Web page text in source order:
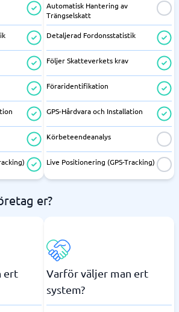
Automatisk Hantering av
Trängselskatt
Detaljerad Fordonsstatistik
Följer Skatteverkets krav
Föraridentifikation
GPS-Hårdvara och Installation
Körbeteendeanalys
Live Positionering (GPS-Tracking)
er?
ert
Varför väljer man ert
system?